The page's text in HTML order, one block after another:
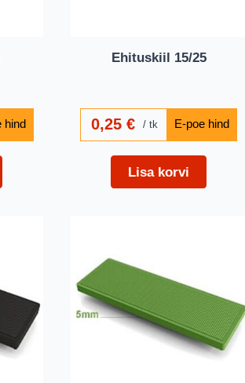
Ehituskiil 15/25
0,25€ tk
Lisa korvi